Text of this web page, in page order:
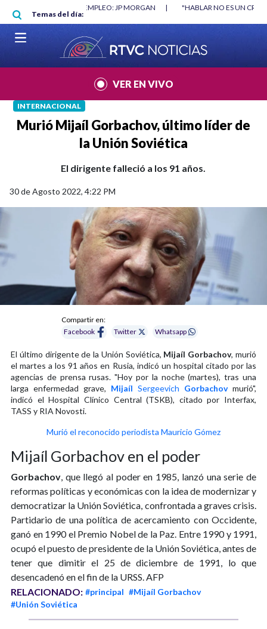
Pasar al contenido principal
Temas del día:
MÍNIMO NO DESTRUYÓ EMPLEO: JP MORGAN |
"HABLAR NO ES UN
MUNDIAL 2026
|
VER EN VIVO
INTERNACIONAL
Murió Mijaíl Gorbachov, último líder de
la Unión Soviética
El dirigente falleció a los 91 años.
30 de Agosto 2022, 4:22 PM
Compartir en:
Facebook
Twitter Whatsapp
El último dirigente de la Unión Soviética, Mijaíl Gorbachov, murió
el martes a los 91 años en Rusia, indicó un hospital citado por las
agencias de prensa rusas. "Hoy por la noche (martes), tras una
larga enfermedad grave, Mijaíl Sergeevich Gorbachovmurió",
indicó el Hospital Clínico Central (TSKB), citado por Interfax,
TASS y RIA Novosti.
Murió el reconocido periodista Mauricio Gómez
Mijaíl Gorbachov en el poder
Gorbachov, que llegó al poder en 1985, lanzó una serie de
reformas políticas y económicas con la idea de modernizar y
democratizar la Unión Soviética, confrontada a graves crisis.
Partidario de una política de acercamiento con Occidente,
ganó en 1990 el Premio Nobel de la Paz. Entre 1990 y 1991,
ocupó el puesto de presidente de la Unión Soviética, antes de
tener que dimitir el 25 de diciembre de 1991, lo que
desencadenó en el fin de la URSS. AFP
RELACIONADO: #principal #Mijaíl Gorbachov
#Unión Soviética